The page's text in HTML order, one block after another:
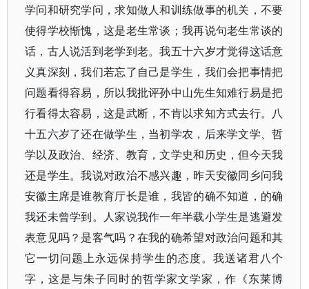
学问和研究学问，求知做人和训练做事的机关，不要
使得学校惭愧，这是老生常谈；我再说句老生常谈的
话，古人说活到老学到老。我五十六岁才觉得这话意
义真深刻，我们若忘了自己是学生，我们会把事情把
问题看得容易，所以我批评孙中山先生知难行易是把
行看得太容易，这是武断，不肯以求知方式去行。八
十五六岁了还在做学生，当初学农，后来学文学、哲
学以及政治、经济、教育，文学史和历史，但今天我
还是学生。我说对政治不感兴趣，昨天安徽同乡问我
安徽主席是谁教育厅长是谁，我皆的确不知道，的确
我还未曾学到。人家说我作一年半载小学生是逃避发
表意见吗？是客气吗？在我的确希望对政治问题和其
它一切问题上永远保持学生的态度。我送诸君八个
字，这是与朱子同时的哲学家文学家，作《东莱博